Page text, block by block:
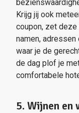
Krijg jij ook
coupon, zet
namen,
waar je de
de dag plof je
comfortabele
5. Wijnen en